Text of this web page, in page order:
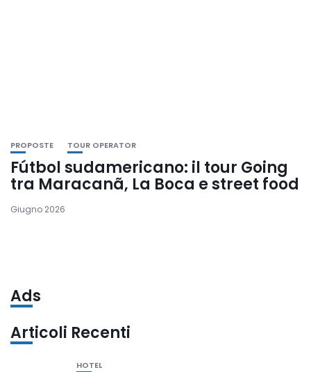
PROPOSTE TOUR OPERATOR
Fútbol sudamericano: il tour Going
tra Maracanã, La Boca e street food
Giugno 2026
Ads
Articoli Recenti
HOTEL